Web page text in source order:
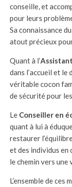
conseille, et
pour leurs
Sa connaissance
atout précieux
Quant à l’
dans l’accueil et le
véritable cocon
de sécurité pour
Le Conseiller en
quant à lui à
restaurer
et des individus en
le chemin vers une
L’ensemble de